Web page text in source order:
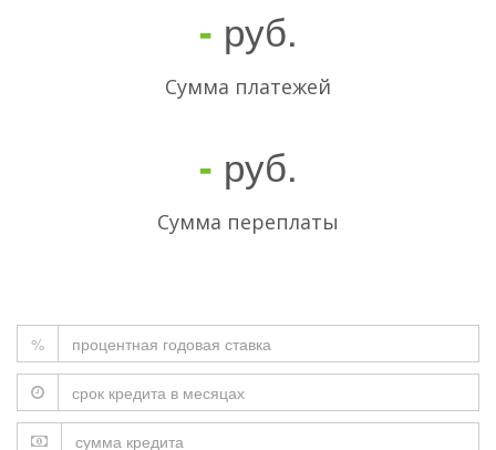
- руб.
Cумма платежей
- руб.
Сумма переплаты
%